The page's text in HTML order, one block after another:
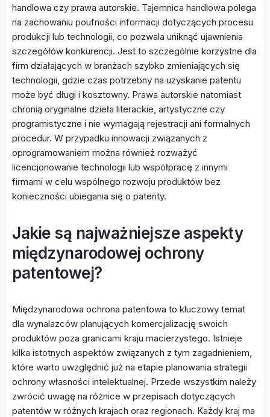
handlowa czy prawa autorskie. Tajemnica handlowa polega
na zachowaniu poufności informacji dotyczących procesu
produkcji lub technologii, co pozwala uniknąć ujawnienia
szczegółów konkurencji. Jest to szczególnie korzystne dla
firm działających w branżach szybko zmieniających się
technologii, gdzie czas potrzebny na uzyskanie patentu
może być długi i kosztowny. Prawa autorskie natomiast
chronią oryginalne dzieła literackie, artystyczne czy
programistyczne i nie wymagają rejestracji ani formalnych
procedur. W przypadku innowacji związanych z
oprogramowaniem można również rozważyć
licencjonowanie technologii lub współpracę z innymi
firmami w celu wspólnego rozwoju produktów bez
konieczności ubiegania się o patenty.
Jakie są najważniejsze aspekty
międzynarodowej ochrony
patentowej?
Międzynarodowa ochrona patentowa to kluczowy temat
dla wynalazców planujących komercjalizację swoich
produktów poza granicami kraju macierzystego. Istnieje
kilka istotnych aspektów związanych z tym zagadnieniem,
które warto uwzględnić już na etapie planowania strategii
ochrony własności intelektualnej. Przede wszystkim należy
zwrócić uwagę na różnice w przepisach dotyczących
patentów w różnych krajach oraz regionach. Każdy kraj ma